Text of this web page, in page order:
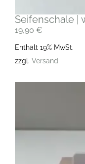
Seifenschale |
19,90 €
Enthält 19% MwSt.
zzgl. Versand